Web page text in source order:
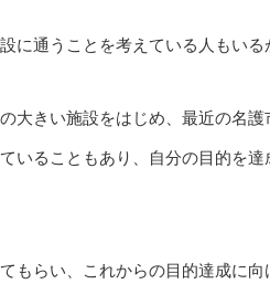
に通うことを考えている人もいる
大きい施設をはじめ、最近の名
いることもあり、自分の目的を
もらい、これからの目的達成に向